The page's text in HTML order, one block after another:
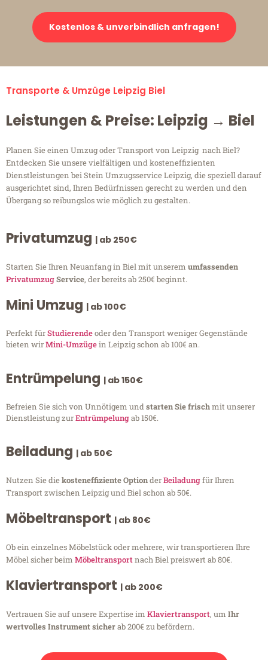
Kostenlos & unverbindlich anfragen!
Transporte & Umzüge Leipzig Biel
Leistungen & Preise: Leipzig → Biel
Planen Sie einen Umzug oder Transport von Leipzig nach Biel?
Entdecken Sie unsere vielfältigen und kosteneffizienten
Dienstleistungen bei Stein Umzugsservice Leipzig, die speziell darauf
ausgerichtet sind, Ihren Bedürfnissen gerecht zu werden und den
Übergang so reibungslos wie möglich zu gestalten.
Privatumzug | ab 250€
Starten Sie Ihren Neuanfang in Biel mit unserem umfassenden
PrivatumzugService, der bereits ab 250€ beginnt.
Mini Umzug | ab 100€
Perfekt fürStudierendeoder den Transport weniger Gegenstände
bieten wirMini-Umzügein Leipzig schon ab 100€ an.
Entrümpelung | ab 150€
Befreien Sie sich von Unnötigem undstarten Sie frischmit unserer
Dienstleistung zurEntrümpelungab 150€.
Beiladung | ab 50€
Nutzen Sie diekosteneffiziente OptionderBeiladungfür Ihren
Transport zwischen Leipzig und Biel schon ab 50€.
Möbeltransport | ab 80€
Ob ein einzelnes Möbelstück oder mehrere, wir transportieren Ihre
Möbel sicher beim Möbeltransportnach Biel preiswert ab 80€.
Klaviertransport | ab 200€
Vertrauen Sie auf unsere Expertise im Klaviertransport, um Ihr
wertvolles Instrument sicherab 200€ zu befördern.